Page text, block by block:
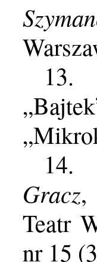
13.
14.
Gracz,
Teatr
nr 15